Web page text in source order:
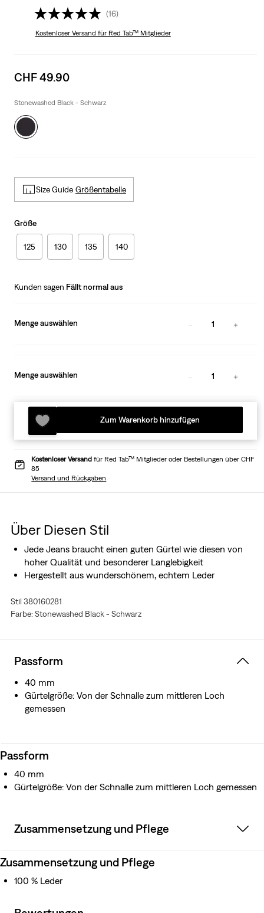
(16)
Kostenloser Versand für Red Tab™ Mitglieder
Sale
is
CHF 49.90
Stonewashed Black - Schwarz
Size Guide Größentabelle
Größe
125 130 135 140
Kunden sagen Fällt normal aus
Menge auswählen 1
Menge auswählen 1
Zum Warenkorb hinzufügen
Kostenloser Versand für Red Tab™ Mitglieder oder Bestellungen über CHF
85
Versand und Rückgaben
Über Diesen Stil
Jede Jeans braucht einen guten Gürtel wie diesen von
hoher Qualität und besonderer Langlebigkeit
Hergestellt aus wunderschönem, echtem Leder
Stil 380160281
Farbe: Stonewashed Black - Schwarz
Passform
40 mm
Gürtelgröße: Von der Schnalle zum mittleren Loch
gemessen
Passform
40 mm
Gürtelgröße: Von der Schnalle zum mittleren Loch gemessen
Zusammensetzung und Pflege
Zusammensetzung und Pflege
100 % Leder